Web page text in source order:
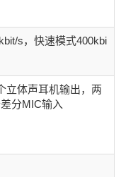
s，快速模式400kbi
立体声耳机输出，两
分MIC输入